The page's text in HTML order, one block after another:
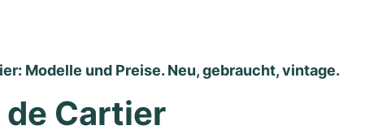
Modelle und Preise. Neu, gebraucht, vintage.
de Cartier